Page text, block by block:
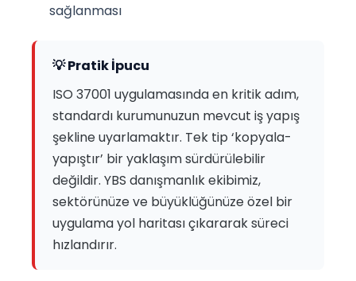
sağlanması
💡 Pratik İpucu
ISO 37001 uygulamasında en kritik adım,
standardı kurumunuzun mevcut iş yapış
şekline uyarlamaktır. Tek tip ‘kopyala-
yapıştır’ bir yaklaşım sürdürülebilir
değildir. YBS danışmanlık ekibimiz,
sektörünüze ve büyüklüğünüze özel bir
uygulama yol haritası çıkararak süreci
hızlandırır.